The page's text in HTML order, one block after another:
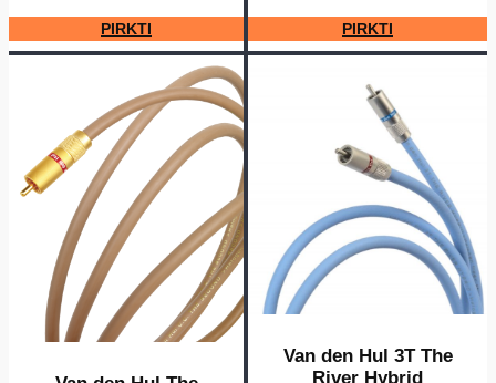
T
y
r
d
PIRKTI PIRKTI
Van den Hul 3T The
River Hybrid